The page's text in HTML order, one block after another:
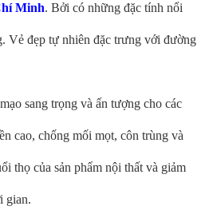
Minh. Bởi có những đặc tính nổi
Vẻ đẹp tự nhiên đặc trưng với đường
sang trọng và ấn tượng cho các
cao, chống mối mọt, côn trùng và
thọ của sản phẩm nội thất và giảm
gian.